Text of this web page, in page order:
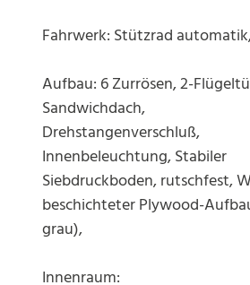
Fahrwerk: Stützrad
Aufbau: 6 Zurrösen, 2-
Sandwichdach,
Drehstangenverschluß,
Innenbeleuchtung, Stabiler
Siebdruckboden, rutschfest,
beschichteter Plywood-
grau),
Innenraum: